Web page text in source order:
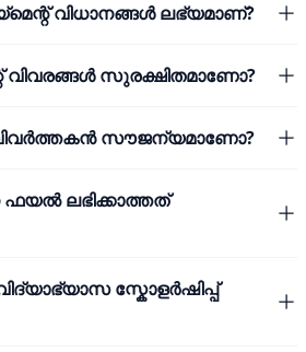
വിധാനങ്ങൾ ലഭ്യമാണ്?
വിവരങ്ങൾ സുരക്ഷിതമാണോ?
സൗജന്യമാണോ?
ഫയൽ ലഭിക്കാത്തത്
സ്കോളർഷിപ്പ്